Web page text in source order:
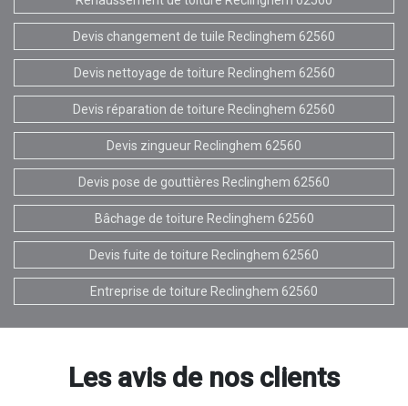
Devis changement de tuile Reclinghem 62560
Devis nettoyage de toiture Reclinghem 62560
Devis réparation de toiture Reclinghem 62560
Devis zingueur Reclinghem 62560
Devis pose de gouttières Reclinghem 62560
Bâchage de toiture Reclinghem 62560
Devis fuite de toiture Reclinghem 62560
Entreprise de toiture Reclinghem 62560
Les avis de nos clients